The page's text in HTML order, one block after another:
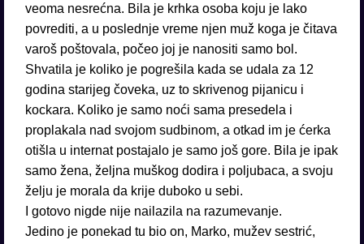
veoma nesrećna. Bila je krhka osoba koju je lako
povrediti, a u poslednje vreme njen muž koga je čitava
varoš poštovala, počeo joj je nanositi samo bol.
Shvatila je koliko je pogrešila kada se udala za 12
godina starijeg čoveka, uz to skrivenog pijanicu i
kockara. Koliko je samo noći sama presedela i
proplakala nad svojom sudbinom, a otkad im je ćerka
otišla u internat postajalo je samo još gore. Bila je ipak
samo žena, željna muškog dodira i poljubaca, a svoju
želju je morala da krije duboko u sebi.
I gotovo nigde nije nailazila na razumevanje.
Jedino je ponekad tu bio on, Marko, mužev sestrić,